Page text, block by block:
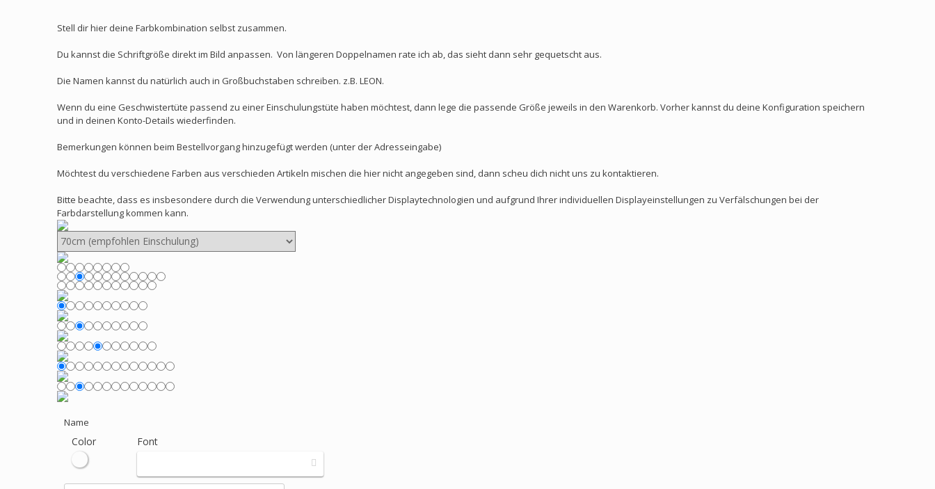
Stell dir hier deine Farbkombination selbst zusammen.
Du kannst die Schriftgröße direkt im Bild anpassen. Von längeren Doppelnamen rate ich ab, das sieht dann sehr gequetscht aus.
Die Namen kannst du natürlich auch in Großbuchstaben schreiben. z.B. LEON.
Wenn du eine Geschwistertüte passend zu einer Einschulungstüte haben möchtest, dann lege die passende Größe jeweils in den Warenkorb. Vorher kannst du deine Konfiguration speichern
und in deinen Konto-Details wiederfinden.
Bemerkungen können beim Bestellvorgang hinzugefügt werden (unter der Adresseingabe)
Möchtest du verschiedene Farben aus verschieden Artikeln mischen die hier nicht angegeben sind, dann scheu dich nicht uns zu kontaktieren.
Bitte beachte, dass es insbesondere durch die Verwendung unterschiedlicher Displaytechnologien und aufgrund Ihrer individuellen Displayeinstellungen zu Verfälschungen bei der
Farbdarstellung kommen kann.
Name
Color Font